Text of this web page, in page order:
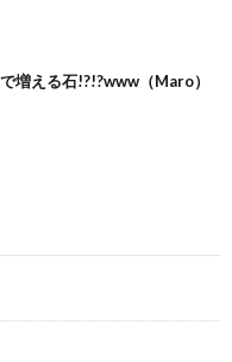
増える石!?!?www（Maro）